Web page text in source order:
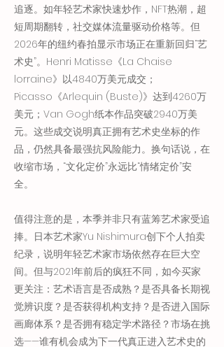
追逐。如年轻艺术家快速炒作，NFT热潮，超
短周期翻转，社交媒体流量驱动价格等。但
2026年的纽约春拍显示市场正在重新回归“艺
术史”。Henri Matisse《La Chaise
lorraine》以4840万美元成交；
Picasso《Arlequin (Buste)》达到4260万
美元；Van Gogh纸本作品突破2940万美
元。这些成交说明真正拥有艺术史坐标的作
品，仍然具备最强抗风险能力。换句话说，在
收缩市场，“文化定价”永远比“情绪定价”安
全。
值得注意的是，本季并非只有蓝筹艺术家受追
捧。日本艺术家Yu Nishimura创下个人拍卖
纪录，说明年轻艺术家市场依然存在巨大空
间。但与2021年前后的疯狂不同，如今买家
更关注：艺术语言是否成熟？是否具备长期视
觉辨识度？是否获得机构支持？是否进入国际
画廊体系？是否拥有稳定学术路径？市场在挑
选——谁有机会成为下一代真正进入艺术史的